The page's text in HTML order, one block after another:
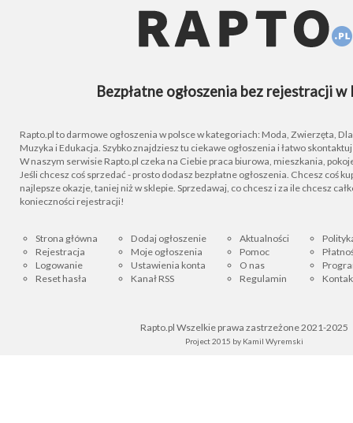
Bezpłatne ogłoszenia bez rejestracji w
Rapto.pl to darmowe ogłoszenia w polsce w kategoriach: Moda, Zwierzęta, Dla
Muzyka i Edukacja. Szybko znajdziesz tu ciekawe ogłoszenia i łatwo
W naszym serwisie Rapto.pl czeka na Ciebie praca biurowa, mieszkania,
Jeśli chcesz coś sprzedać - prosto dodasz bezpłatne ogłoszenia. Chcesz coś
najlepsze okazje, taniej niż w sklepie. Sprzedawaj, co chcesz i za ile chcesz
konieczności rejestracji!
Strona główna
Rejestracja
Logowanie
Reset hasła
Dodaj ogłoszenie
Moje ogłoszenia
Ustawienia konta
Kanał RSS
Aktualności
Pomoc
O nas
Regulamin
Rapto.pl Wszelkie prawa zastrzeżone 2021-2025
Project 2015 by Kamil Wyremski